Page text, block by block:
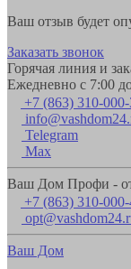
Ваш отзыв будет
Заказать звонок
Горячая линия и
Ежедневно с 7:00
+7 (863) 310-
Telegram
Max
Ваш Дом Профи -
+7 (863) 310-
Ваш Дом